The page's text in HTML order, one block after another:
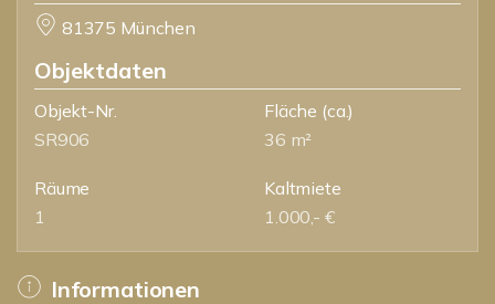
81375 München
Objektdaten
Objekt-Nr.
SR906
Fläche (ca.)
36 m²
Räume
1
Kaltmiete
1.000,- €
Informationen